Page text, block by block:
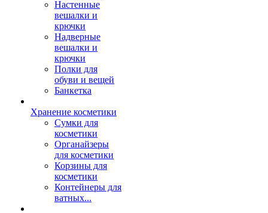
Настенные
вешалки и
крючки
Надверные
вешалки и
крючки
Полки для
обуви и вещей
Банкетка
Хранение косметики
Сумки для
косметики
Органайзеры
для косметики
Корзины для
косметики
Контейнеры для
ватных...